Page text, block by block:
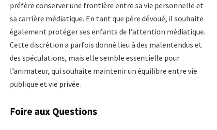
préfère conserver une frontière entre sa vie personnelle et
sa carrière médiatique. En tant que père dévoué, il souhaite
également protéger ses enfants de l’attention médiatique.
Cette discrétion a parfois donné lieu à des malentendus et
des spéculations, mais elle semble essentielle pour
l’animateur, qui souhaite maintenir un équilibre entre vie
publique et vie privée.
Foire aux Questions